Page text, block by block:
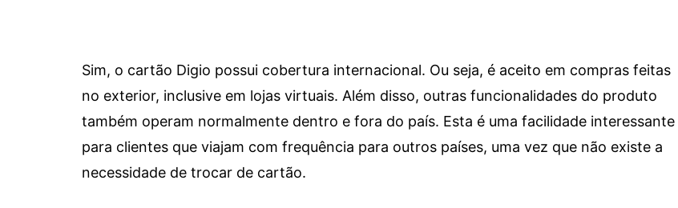
Sim, o cartão Digio possui cobertura internacional. Ou seja, é aceito em compras feitas
no exterior, inclusive em lojas virtuais. Além disso, outras funcionalidades do produto
também operam normalmente dentro e fora do país. Esta é uma facilidade interessante
para clientes que viajam com frequência para outros países, uma vez que não existe a
necessidade de trocar de cartão.